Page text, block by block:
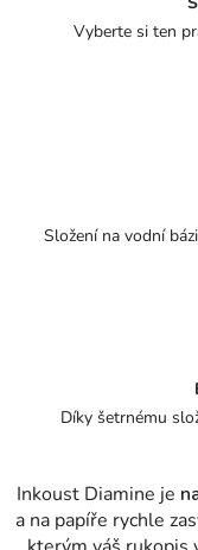
Vyberte si ten
Složení na vodní
Díky šetrnému
Inkoust Diamine je
a na papíře rychle